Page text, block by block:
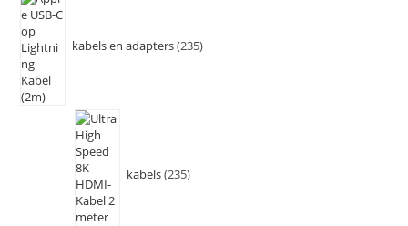
kabels en adapters 235
kabels 235